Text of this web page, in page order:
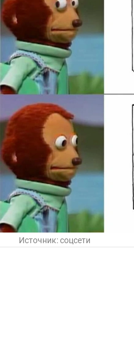
Источник:соцсети